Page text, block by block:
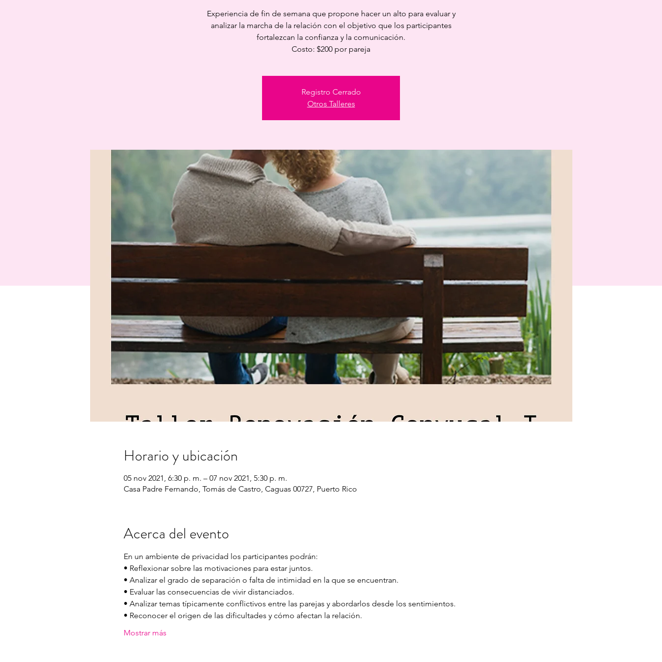
Experiencia de fin de semana que propone hacer un alto para evaluar y
analizar la marcha de la relación con el objetivo que los participantes
fortalezcan la confianza y la comunicación.
Costo: $200 por pareja
Registro Cerrado
Otros Talleres
Horario y ubicación
05 nov 2021, 6:30 p. m. – 07 nov 2021, 5:30 p. m.
Casa Padre Fernando, Tomás de Castro, Caguas 00727, Puerto Rico
Acerca del evento
En un ambiente de privacidad los participantes podrán:
• Reflexionar sobre las motivaciones para estar juntos.
• Analizar el grado de separación o falta de intimidad en la que se encuentran.
• Evaluar las consecuencias de vivir distanciados.
• Analizar temas típicamente conflictivos entre las parejas y abordarlos desde los sentimientos.
• Reconocer el origen de las dificultades y cómo afectan la relación.
Mostrar más